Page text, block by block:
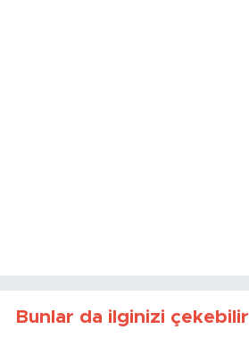
Bunlar da ilginizi çekebilir